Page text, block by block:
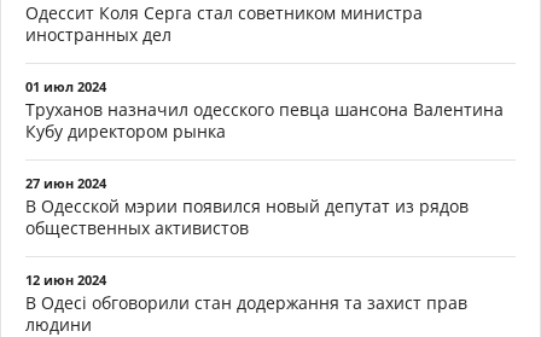
Одессит Коля Серга стал советником министра
иностранных дел
01 июл 2024
Труханов назначил одесского певца шансона Валентина
Кубу директором рынка
27 июн 2024
В Одесской мэрии появился новый депутат из рядов
общественных активистов
12 июн 2024
В Одесі обговорили стан додержання та захист прав
людини